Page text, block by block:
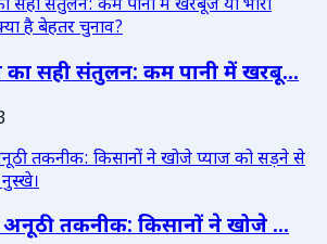
सही संतुलन: कम पानी में खरबू...
अनूठी तकनीक: किसानों ने खोजे ...